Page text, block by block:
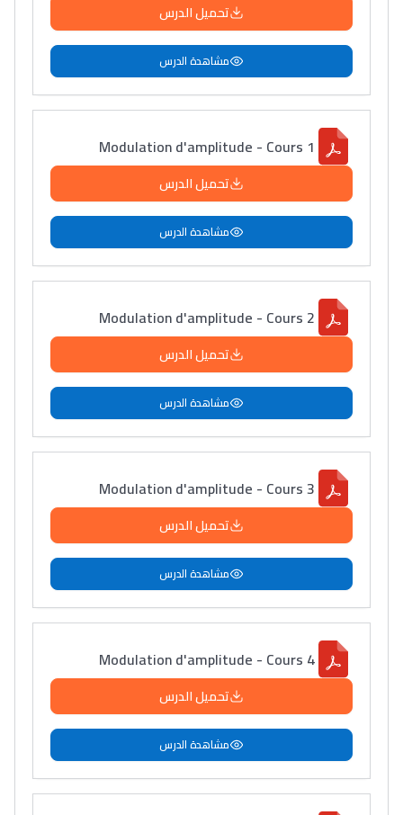
تحميل الدرس
مشاهدة الدرس
Modulation d'amplitude - Cours 1
تحميل الدرس
مشاهدة الدرس
Modulation d'amplitude - Cours 2
تحميل الدرس
مشاهدة الدرس
Modulation d'amplitude - Cours 3
تحميل الدرس
مشاهدة الدرس
Modulation d'amplitude - Cours 4
تحميل الدرس
مشاهدة الدرس